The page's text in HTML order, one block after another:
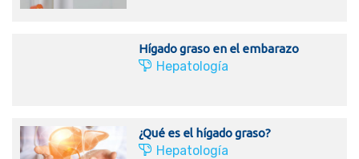
Hígado graso en el embarazo
Hepatología
¿Qué es el hígado graso?
Hepatología